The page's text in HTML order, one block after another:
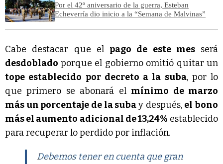
Por el 42º aniversario de la guerra, Esteban
Echeverría dio inicio a la “Semana de Malvinas”
Cabe destacar que el pago de este messerá
desdoblado porque el gobierno omitió quitar un
tope establecido por decreto a la suba, por lo
que primero se abonará el mínimo de marzo
más un porcentaje de la subay después, el bono
más el aumento adicional de 13,24% establecido
para recuperar lo perdido por inflación.
Debemos tener en cuenta que gran